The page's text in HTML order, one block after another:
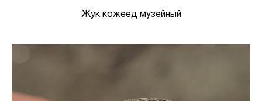
Жук кожеед музейный